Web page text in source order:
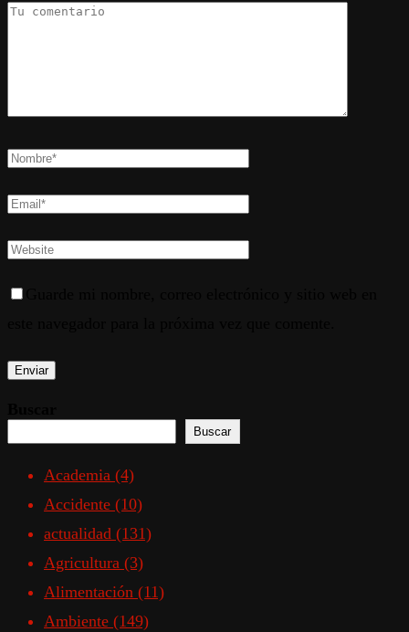
Buscar
Academia (4)
Accidente (10)
actualidad (131)
Agricultura (3)
Alimentación (11)
Ambiente (149)